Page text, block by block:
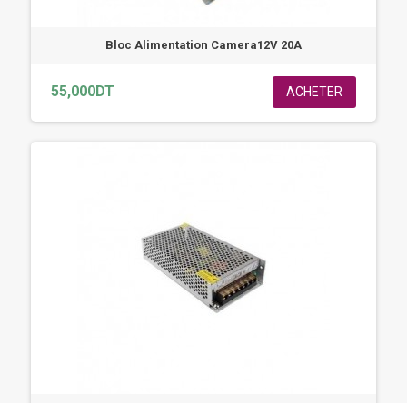
Bloc Alimentation Camera12V 20A
55,000DT ACHETER